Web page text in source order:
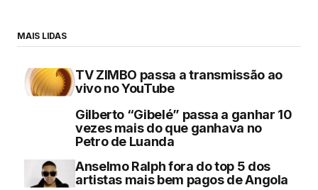
MAIS LIDAS
TV ZIMBO passa a transmissão ao
vivo no YouTube
Gilberto “Gibelé” passa a ganhar 10
vezes mais do que ganhava no
Petro de Luanda
Anselmo Ralph fora do top 5 dos
artistas mais bem pagos de Angola